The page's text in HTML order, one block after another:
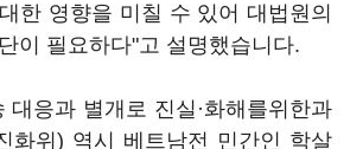
한 영향을 미칠 수 있어 대법원의
이 필요하다"고 설명했습니다.
대응과 별개로 진실·화해를위한과
화위) 역시 베트남전 민간인 학살